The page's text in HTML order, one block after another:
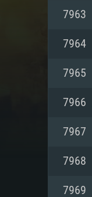
7963
7964
7965
7966
7967
7968
7969